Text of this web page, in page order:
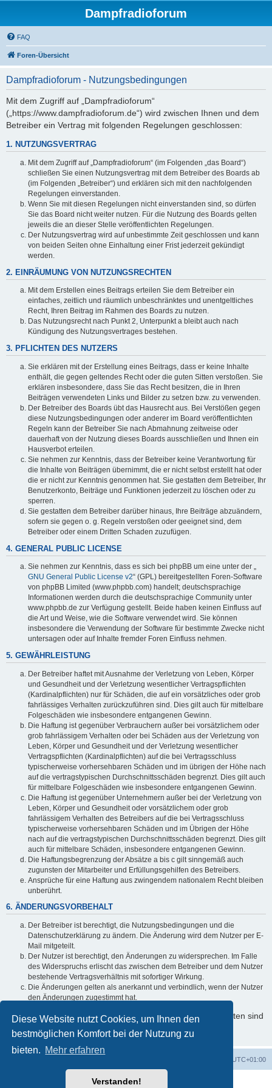
Diese Website nutzt Cookies, um Ihnen den
bestmöglichen Komfort bei der Nutzung zu
bieten. Mehr erfahren
Verstanden!
Dampfradioforum
FAQ
Foren-Übersicht
Dampfradioforum - Nutzungsbedingungen
Mit dem Zugriff auf „Dampfradioforum“
(„https://www.dampfradioforum.de“) wird zwischen Ihnen und dem
Betreiber ein Vertrag mit folgenden Regelungen geschlossen:
1. NUTZUNGSVERTRAG
Mit dem Zugriff auf „Dampfradioforum“ (im Folgenden „das Board“)
schließen Sie einen Nutzungsvertrag mit dem Betreiber des Boards ab
(im Folgenden „Betreiber“) und erklären sich mit den nachfolgenden
Regelungen einverstanden.
Wenn Sie mit diesen Regelungen nicht einverstanden sind, so dürfen
Sie das Board nicht weiter nutzen. Für die Nutzung des Boards gelten
jeweils die an dieser Stelle veröffentlichten Regelungen.
Der Nutzungsvertrag wird auf unbestimmte Zeit geschlossen und kann
von beiden Seiten ohne Einhaltung einer Frist jederzeit gekündigt
werden.
2. EINRÄUMUNG VON NUTZUNGSRECHTEN
Mit dem Erstellen eines Beitrags erteilen Sie dem Betreiber ein
einfaches, zeitlich und räumlich unbeschränktes und unentgeltliches
Recht, Ihren Beitrag im Rahmen des Boards zu nutzen.
Das Nutzungsrecht nach Punkt 2, Unterpunkt a bleibt auch nach
Kündigung des Nutzungsvertrages bestehen.
3. PFLICHTEN DES NUTZERS
Sie erklären mit der Erstellung eines Beitrags, dass er keine Inhalte
enthält, die gegen geltendes Recht oder die guten Sitten verstoßen. Sie
erklären insbesondere, dass Sie das Recht besitzen, die in Ihren
Beiträgen verwendeten Links und Bilder zu setzen bzw. zu verwenden.
Der Betreiber des Boards übt das Hausrecht aus. Bei Verstößen gegen
diese Nutzungsbedingungen oder anderer im Board veröffentlichten
Regeln kann der Betreiber Sie nach Abmahnung zeitweise oder
dauerhaft von der Nutzung dieses Boards ausschließen und Ihnen ein
Hausverbot erteilen.
Sie nehmen zur Kenntnis, dass der Betreiber keine Verantwortung für
die Inhalte von Beiträgen übernimmt, die er nicht selbst erstellt hat oder
die er nicht zur Kenntnis genommen hat. Sie gestatten dem Betreiber, Ihr
Benutzerkonto, Beiträge und Funktionen jederzeit zu löschen oder zu
sperren.
Sie gestatten dem Betreiber darüber hinaus, Ihre Beiträge abzuändern,
sofern sie gegen o. g. Regeln verstoßen oder geeignet sind, dem
Betreiber oder einem Dritten Schaden zuzufügen.
4. GENERAL PUBLIC LICENSE
Sie nehmen zur Kenntnis, dass es sich bei phpBB um eine unter der „
GNU General Public License v2“ (GPL) bereitgestellten Foren-Software
von phpBB Limited (www.phpbb.com) handelt; deutschsprachige
Informationen werden durch die deutschsprachige Community unter
www.phpbb.de zur Verfügung gestellt. Beide haben keinen Einfluss auf
die Art und Weise, wie die Software verwendet wird. Sie können
insbesondere die Verwendung der Software für bestimmte Zwecke nicht
untersagen oder auf Inhalte fremder Foren Einfluss nehmen.
5. GEWÄHRLEISTUNG
Der Betreiber haftet mit Ausnahme der Verletzung von Leben, Körper
und Gesundheit und der Verletzung wesentlicher Vertragspflichten
(Kardinalpflichten) nur für Schäden, die auf ein vorsätzliches oder grob
fahrlässiges Verhalten zurückzuführen sind. Dies gilt auch für mittelbare
Folgeschäden wie insbesondere entgangenen Gewinn.
Die Haftung ist gegenüber Verbrauchern außer bei vorsätzlichem oder
grob fahrlässigem Verhalten oder bei Schäden aus der Verletzung von
Leben, Körper und Gesundheit und der Verletzung wesentlicher
Vertragspflichten (Kardinalpflichten) auf die bei Vertragsschluss
typischerweise vorhersehbaren Schäden und im übrigen der Höhe nach
auf die vertragstypischen Durchschnittsschäden begrenzt. Dies gilt auch
für mittelbare Folgeschäden wie insbesondere entgangenen Gewinn.
Die Haftung ist gegenüber Unternehmern außer bei der Verletzung von
Leben, Körper und Gesundheit oder vorsätzlichem oder grob
fahrlässigem Verhalten des Betreibers auf die bei Vertragsschluss
typischerweise vorhersehbaren Schäden und im Übrigen der Höhe
nach auf die vertragstypischen Durchschnittsschäden begrenzt. Dies gilt
auch für mittelbare Schäden, insbesondere entgangenen Gewinn.
Die Haftungsbegrenzung der Absätze a bis c gilt sinngemäß auch
zugunsten der Mitarbeiter und Erfüllungsgehilfen des Betreibers.
Ansprüche für eine Haftung aus zwingendem nationalem Recht bleiben
unberührt.
6. ÄNDERUNGSVORBEHALT
Der Betreiber ist berechtigt, die Nutzungsbedingungen und die
Datenschutzerklärung zu ändern. Die Änderung wird dem Nutzer per E-
Mail mitgeteilt.
Der Nutzer ist berechtigt, den Änderungen zu widersprechen. Im Falle
des Widerspruchs erlischt das zwischen dem Betreiber und dem Nutzer
bestehende Vertragsverhältnis mit sofortiger Wirkung.
Die Änderungen gelten als anerkannt und verbindlich, wenn der Nutzer
den Änderungen zugestimmt hat.
Informationen über den Umgang mit Ihren persönlichen Daten sind
in der Datenschutzerklärung enthalten.
UTC+01:00
Powered byphpBB® Forum Software © phpBB Limited